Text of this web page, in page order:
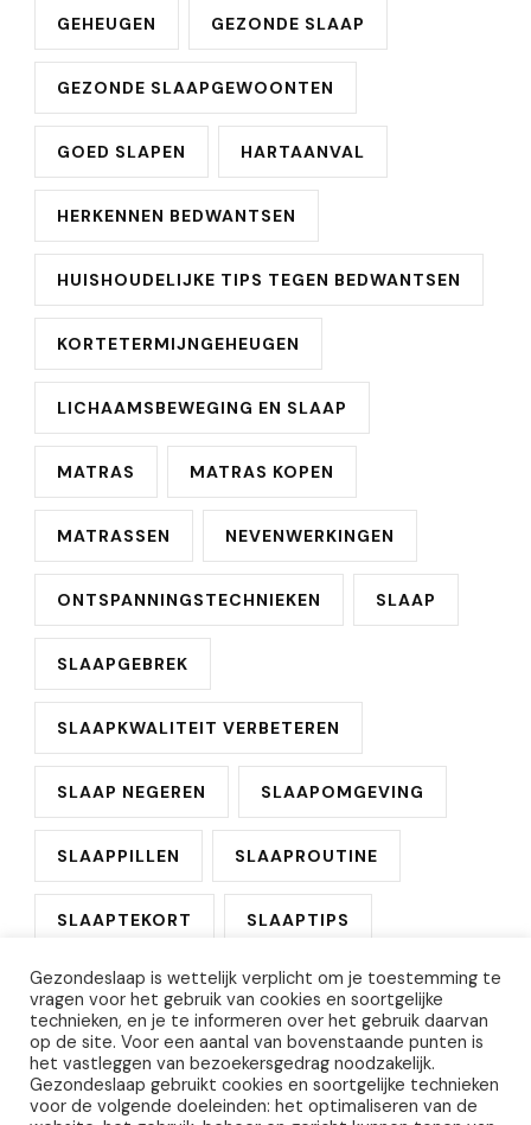
GEHEUGEN GEZONDE SLAAP
GEZONDE SLAAPGEWOONTEN
GOED SLAPEN HARTAANVAL
HERKENNEN BEDWANTSEN
HUISHOUDELIJKE TIPS TEGEN BEDWANTSEN
KORTETERMIJNGEHEUGEN
LICHAAMSBEWEGING EN SLAAP
MATRAS MATRAS KOPEN
MATRASSEN NEVENWERKINGEN
ONTSPANNINGSTECHNIEKEN SLAAP
SLAAPGEBREK
SLAAPKWALITEIT VERBETEREN
SLAAP NEGEREN SLAAPOMGEVING
SLAAPPILLEN SLAAPROUTINE
SLAAPTEKORT SLAAPTIPS
SLAPELOOSHEID
VOORKOMEN BEDWANTSEN
WITTE RUIS MACHINE
Gezondeslaap is wettelijk verplicht om je toestemming te
vragen voor het gebruik van cookies en soortgelijke
technieken, en je te informeren over het gebruik daarvan
op de site. Voor een aantal van bovenstaande punten is
het vastleggen van bezoekersgedrag noodzakelijk.
Gezondeslaap gebruikt cookies en soortgelijke technieken
voor de volgende doeleinden: het optimaliseren van de